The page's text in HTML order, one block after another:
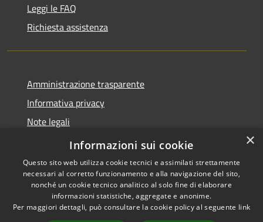
Leggi le FAQ
Richiesta assistenza
Amministrazione trasparente
Informativa privacy
Note legali
Dichiarazione di accessibilità
Accessibilità
Copyright © 2026 • Comune di
Ferentino • Powered by
×
Informazioni sui cookie
Questo sito web utilizza cookie tecnici e assimilati strettamente
necessari al corretto funzionamento e alla navigazione del sito,
nonché un cookie tecnico analitico al solo fine di elaborare
informazioni statistiche, aggregate e anonime.
Per maggiori dettagli, può consultare la cookie policy al seguente link